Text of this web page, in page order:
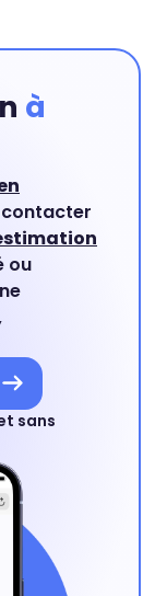
à
contacter
ou
sans